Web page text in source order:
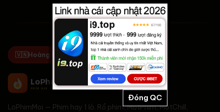
🇻🇳 Hoàng Sa & Trường Sa là của Việt Nam!
LoPhim
PHIM HAY 1 LÒ
LoPhimMoi — Phim hay 1 lò. Rổ phim, MotPhim, MotChill,
Đóng QC